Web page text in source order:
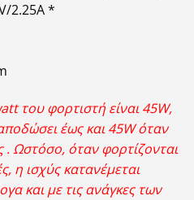
2.25A *
του φορτιστή είναι 45W,
έως και 45W όταν
. Ωστόσο, όταν φορτίζονται
η ισχύς κατανέμεται
και με τις ανάγκες των